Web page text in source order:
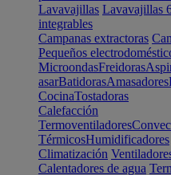
Lavavajillas Lavavajillas
integrables
Campanas extractoras
Pequeños
MicroondasFreidoras
asarBatidorasAmasadores
CocinaTostadoras
Calefacción
Termoventiladores
TérmicosHumidificadores
Climatización
Calentadores de agua